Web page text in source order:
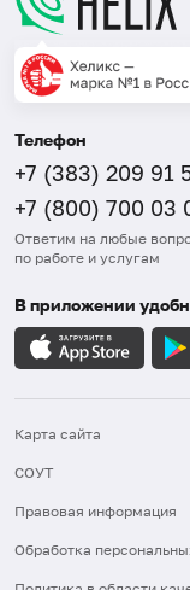
Телефон
+7 (383) 209 91
+7 (800) 700 03
Ответим на любые
по работе и услугам
В приложении
Карта сайта
СОУТ
Правовая информация
Обработка